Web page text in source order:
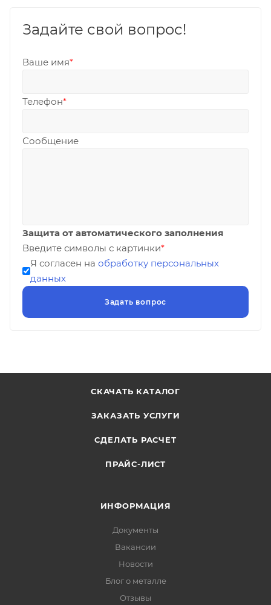
Задайте свой вопрос!
Ваше имя*
Телефон*
Сообщение
Защита от автоматического заполнения
Введите символы с картинки*
Я согласен на обработку персональных
данных
СКАЧАТЬ КАТАЛОГ
ЗАКАЗАТЬ УСЛУГИ
СДЕЛАТЬ РАСЧЕТ
ПРАЙС-ЛИСТ
ИНФОРМАЦИЯ
Документы
Вакансии
Новости
Блог о металле
Отзывы